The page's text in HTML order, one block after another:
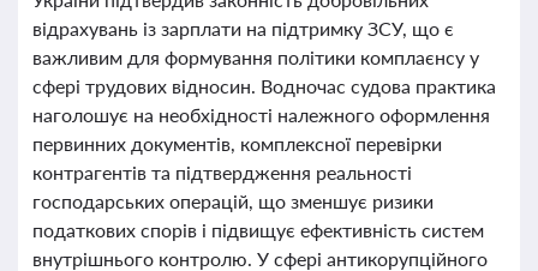
відрахувань із зарплати на підтримку ЗСУ, що є
важливим для формування політики комплаєнсу у
сфері трудових відносин. Водночас судова практика
наголошує на необхідності належного оформлення
первинних документів, комплексної перевірки
контрагентів та підтвердження реальності
господарських операцій, що зменшує ризики
податкових спорів і підвищує ефективність систем
внутрішнього контролю. У сфері антикорупційного